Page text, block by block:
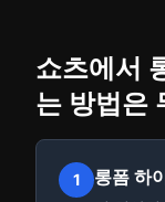
쇼츠에서
는 방법은
1 롱폼 하